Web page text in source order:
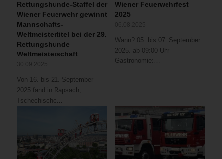
Rettungshunde-Staffel der
Wiener Feuerwehr gewinnt
Mannschafts-
Weltmeistertitel bei der 29.
Rettungshunde
Weltmeisterschaft
Von 16. bis 21. September
2025 fand in Rapsach,
Tschechische…
Wiener Feuerwehrfest
2025
Wann? 05. bis 07. September
2025, ab 09:00 Uhr
Gastronomie:…